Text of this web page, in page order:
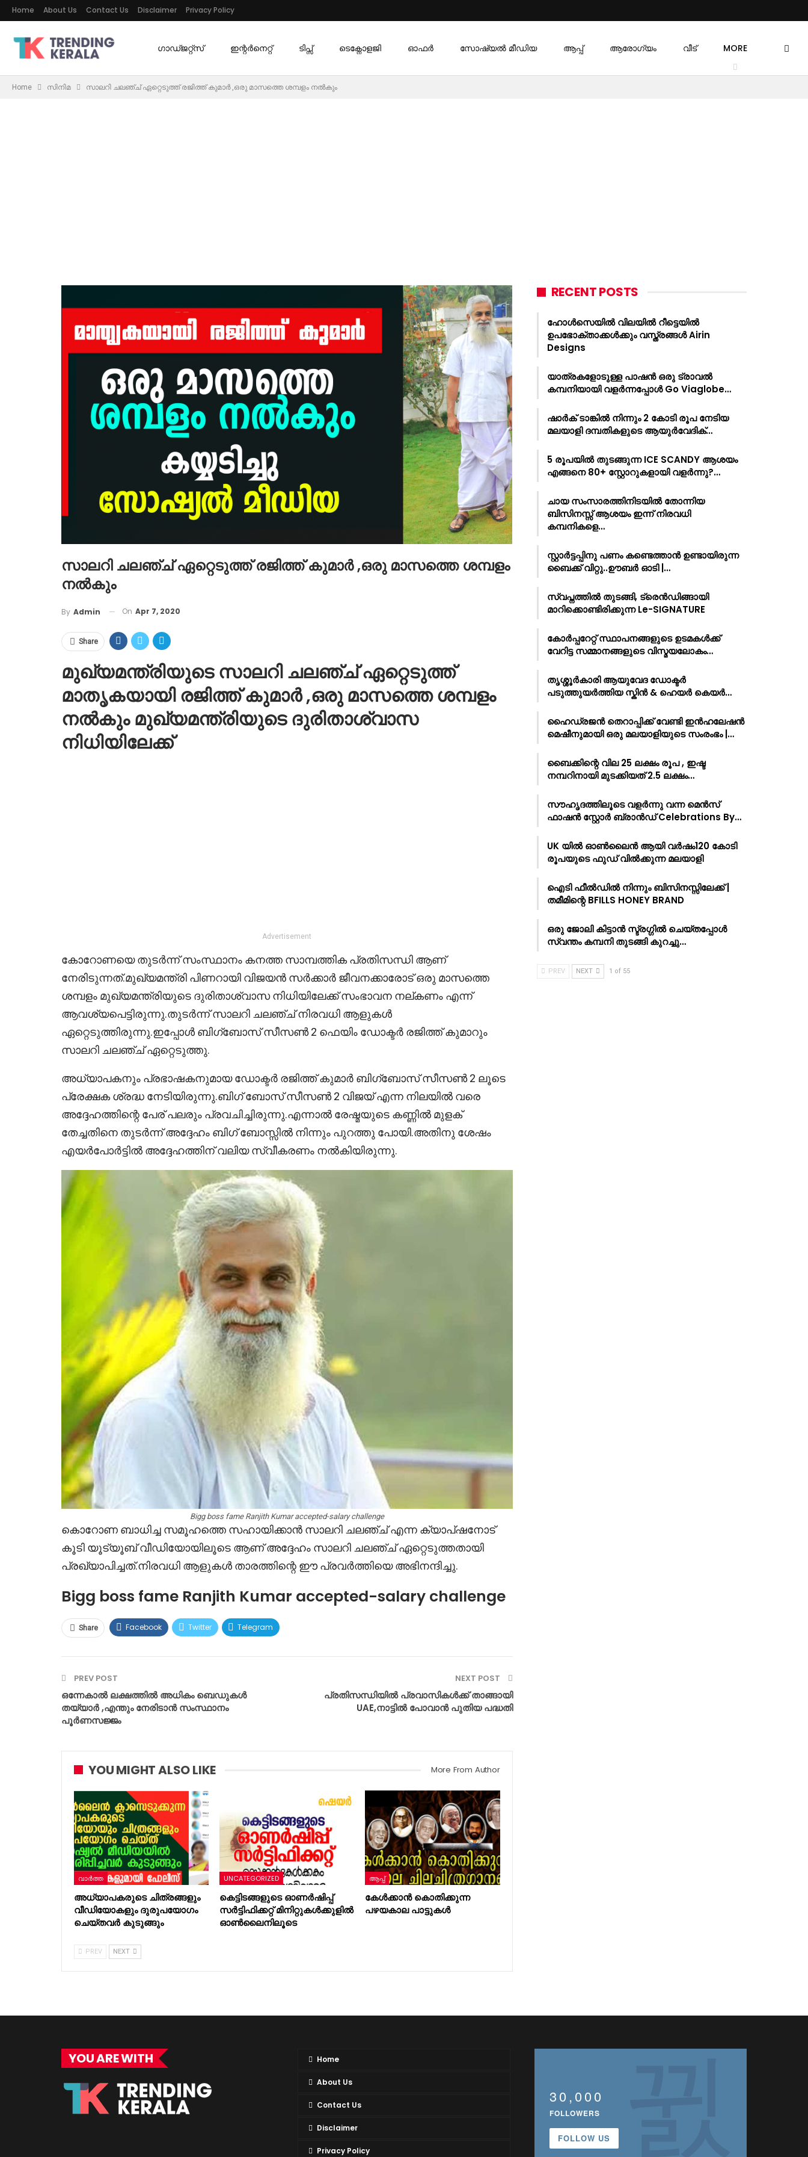
Home About Us Contact Us Disclaimer Privacy Policy
ഗാഡ്ജറ്റ്സ് ഇന്റര്‍നെറ്റ് ടിപ്സ് ടെക്നോളജി ഓഫര്‍ സോഷ്യൽ മീഡിയ ആപ്പ് ആരോഗ്യം വീട് MORE
Home സിനിമ സാലറി ചലഞ്ച് ഏറ്റെടുത്ത് രജിത്ത് കുമാർ ,ഒരു മാസത്തെ ശമ്പളം നൽകും
സാലറി ചലഞ്ച് ഏറ്റെടുത്ത് രജിത്ത് കുമാർ ,ഒരു മാസത്തെ ശമ്പളം
നൽകും
By Admin On Apr 7, 2020
Share
മുഖ്യമന്ത്രിയുടെ സാലറി ചലഞ്ച് ഏറ്റെടുത്ത്
മാതൃകയായി രജിത്ത് കുമാർ ,ഒരു മാസത്തെ ശമ്പളം
നൽകും മുഖ്യമന്ത്രിയുടെ ദുരിതാശ്വാസ
നിധിയിലേക്ക്
Advertisement
കോറോണയെ തുടർന്ന് സംസ്ഥാനം കനത്ത സാമ്പത്തിക പ്രതിസന്ധി ആണ്
നേരിടുന്നത്.മുഖ്യമന്ത്രി പിണറായി വിജയൻ സർക്കാർ ജീവനക്കാരോട് ഒരു മാസത്തെ
ശമ്പളം മുഖ്യമന്ത്രിയുടെ ദുരിതാശ്വാസ നിധിയിലേക്ക് സംഭാവന നല്കണം എന്ന്
ആവശ്യപെട്ടിരുന്നു.തുടർന്ന് സാലറി ചലഞ്ച് നിരവധി ആളുകൾ
ഏറ്റെടുത്തിരുന്നു.ഇപ്പോൾ ബിഗ്‌ബോസ് സീസൺ 2 ഫെയിം ഡോക്ടർ രജിത്ത് കുമാറും
സാലറി ചലഞ്ച് ഏറ്റെടുത്തു.
അധ്യാപകനും പ്രഭാഷകനുമായ ഡോക്ടർ രജിത്ത് കുമാർ ബിഗ്‌ബോസ് സീസൺ 2 ലൂടെ
പ്രേക്ഷക ശ്രദ്ധ നേടിയിരുന്നു.ബിഗ് ബോസ് സീസൺ 2 വിജയ് എന്ന നിലയിൽ വരെ
അദ്ദേഹത്തിന്റെ പേര് പലരും പ്രവചിച്ചിരുന്നു.എന്നാൽ രേഷ്മയുടെ കണ്ണിൽ മുളക്
തേച്ചതിനെ തുടർന്ന് അദ്ദേഹം ബിഗ് ബോസ്സിൽ നിന്നും പുറത്തു പോയി.അതിനു ശേഷം
എയർപോർട്ടിൽ അദ്ദേഹത്തിന് വലിയ സ്വീകരണം നൽകിയിരുന്നു.
Bigg boss fame Ranjith Kumar accepted-salary challenge
കൊറോണ ബാധിച്ച സമൂഹത്തെ സഹായിക്കാന്‍ സാലറി ചലഞ്ച് എന്ന ക്യാപ്ഷനോട്
കൂടി യൂട്യൂബ് വീഡിയോയിലൂടെ ആണ് അദ്ദേഹം സാലറി ചലഞ്ച് ഏറ്റെടുത്തതായി
പ്രഖ്യാപിച്ചത്.നിരവധി ആളുകൾ താരത്തിന്റെ ഈ പ്രവർത്തിയെ അഭിനന്ദിച്ചു.
Bigg boss fame Ranjith Kumar accepted-salary challenge
Share Facebook Twitter Telegram
PREV POST
ഒന്നേകാൽ ലക്ഷത്തിൽ അധികം ബെഡുകൾ
തയ്യാർ ,എന്തും നേരിടാൻ സംസ്ഥാനം
പൂർണസജ്ജം
NEXT POST
പ്രതിസന്ധിയിൽ പ്രവാസികൾക്ക് താങ്ങായി
UAE,നാട്ടില്‍ പോവാന്‍ പുതിയ പദ്ധതി
YOU MIGHT ALSO LIKE More From Author
വാർത്ത
അധ്യാപകരുടെ ചിത്രങ്ങളും
വീഡിയോകളും ദുരുപയോഗം
ചെയ്തവർ കുടുങ്ങും
UNCATEGORIZED
കെട്ടിടങ്ങളുടെ ഓണർഷിപ്പ്
സർട്ടിഫിക്കറ്റ് മിനിറ്റുകൾക്കുളിൽ
ഓൺലൈനിലൂടെ
ആപ്പ്
കേൾക്കാൻ കൊതിക്കുന്ന
പഴയകാല പാട്ടുകൾ
PREV NEXT
RECENT POSTS
ഹോൾസെയിൽ വിലയിൽ റീട്ടെയിൽ
ഉപഭോക്താക്കൾക്കും വസ്ത്രങ്ങൾ Airin
Designs
യാത്രകളോടുള്ള പാഷൻ ഒരു ട്രാവൽ
കമ്പനിയായി വളർന്നപ്പോൾ Go Viaglobe…
ഷാർക്‌ ടാങ്കിൽ നിന്നും 2 കോടി രൂപ നേടിയ
മലയാളി ദമ്പതികളുടെ ആയുർവേദിക്…
5 രൂപയിൽ തുടങ്ങുന്ന ICE SCANDY ആശയം
എങ്ങനെ 80+ സ്റ്റോറുകളായി വളർന്നു?…
ചായ സംസാരത്തിനിടയിൽ തോന്നിയ
ബിസിനസ്സ് ആശയം ഇന്ന് നിരവധി
കമ്പനികളെ…
സ്റ്റാർട്ടപ്പിനു പണം കണ്ടെത്താൻ ഉണ്ടായിരുന്ന
ബൈക്ക് വിറ്റു..ഊബർ ഓടി |…
സ്വപ്നത്തിൽ തുടങ്ങി, ട്രെൻഡിങ്ങായി
മാറിക്കൊണ്ടിരിക്കുന്ന Le-SIGNATURE
കോർപ്പറേറ്റ് സ്ഥാപനങ്ങളുടെ ഉടമകൾക്ക്
വേറിട്ട സമ്മാനങ്ങളുടെ വിസ്മയലോകം…
തൃശ്ശൂർകാരി ആയുവേദ ഡോക്ടർ
പടുത്തുയർത്തിയ സ്കിൻ & ഹെയർ കെയർ…
ഹൈഡ്രജൻ തെറാപ്പിക്ക് വേണ്ടി ഇൻഹലേഷൻ
മെഷീനുമായി ഒരു മലയാളിയുടെ സംരംഭം |…
ബൈക്കിന്റെ വില 25 ലക്ഷം രൂപ , ഇഷ്ട
നമ്പറിനായി മുടക്കിയത് 2.5 ലക്ഷം…
സൗഹൃദത്തിലൂടെ വളർന്നു വന്ന മെൻസ്
ഫാഷൻ സ്റ്റോർ ബ്രാൻഡ് Celebrations By…
UK യിൽ ഓൺലൈൻ ആയി വർഷം120 കോടി
രൂപയുടെ ഫുഡ് വിൽക്കുന്ന മലയാളി
ഐടി ഫീൽഡിൽ നിന്നും ബിസിനസ്സിലേക്ക് |
തമീമിന്റെ BFILLS HONEY BRAND
ഒരു ജോലി കിട്ടാൻ സ്ട്രഗ്ഗിൽ ചെയ്തപ്പോൾ
സ്വന്തം കമ്പനി തുടങ്ങി കുറച്ചു…
PREV NEXT 1 of 55
YOU ARE WITH Home
About Us
Contact Us
Disclaimer
Privacy Policy
30,000
FOLLOWERS
FOLLOW US